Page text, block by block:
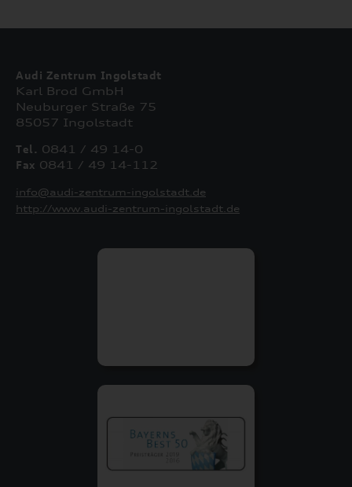
Audi Zentrum Ingolstadt
Karl Brod GmbH
Neuburger Straße 75
85057 Ingolstadt
Tel. 0841 / 49 14-0
Fax 0841 / 49 14-112
info@audi-zentrum-ingolstadt.de
http://www.audi-zentrum-ingolstadt.de